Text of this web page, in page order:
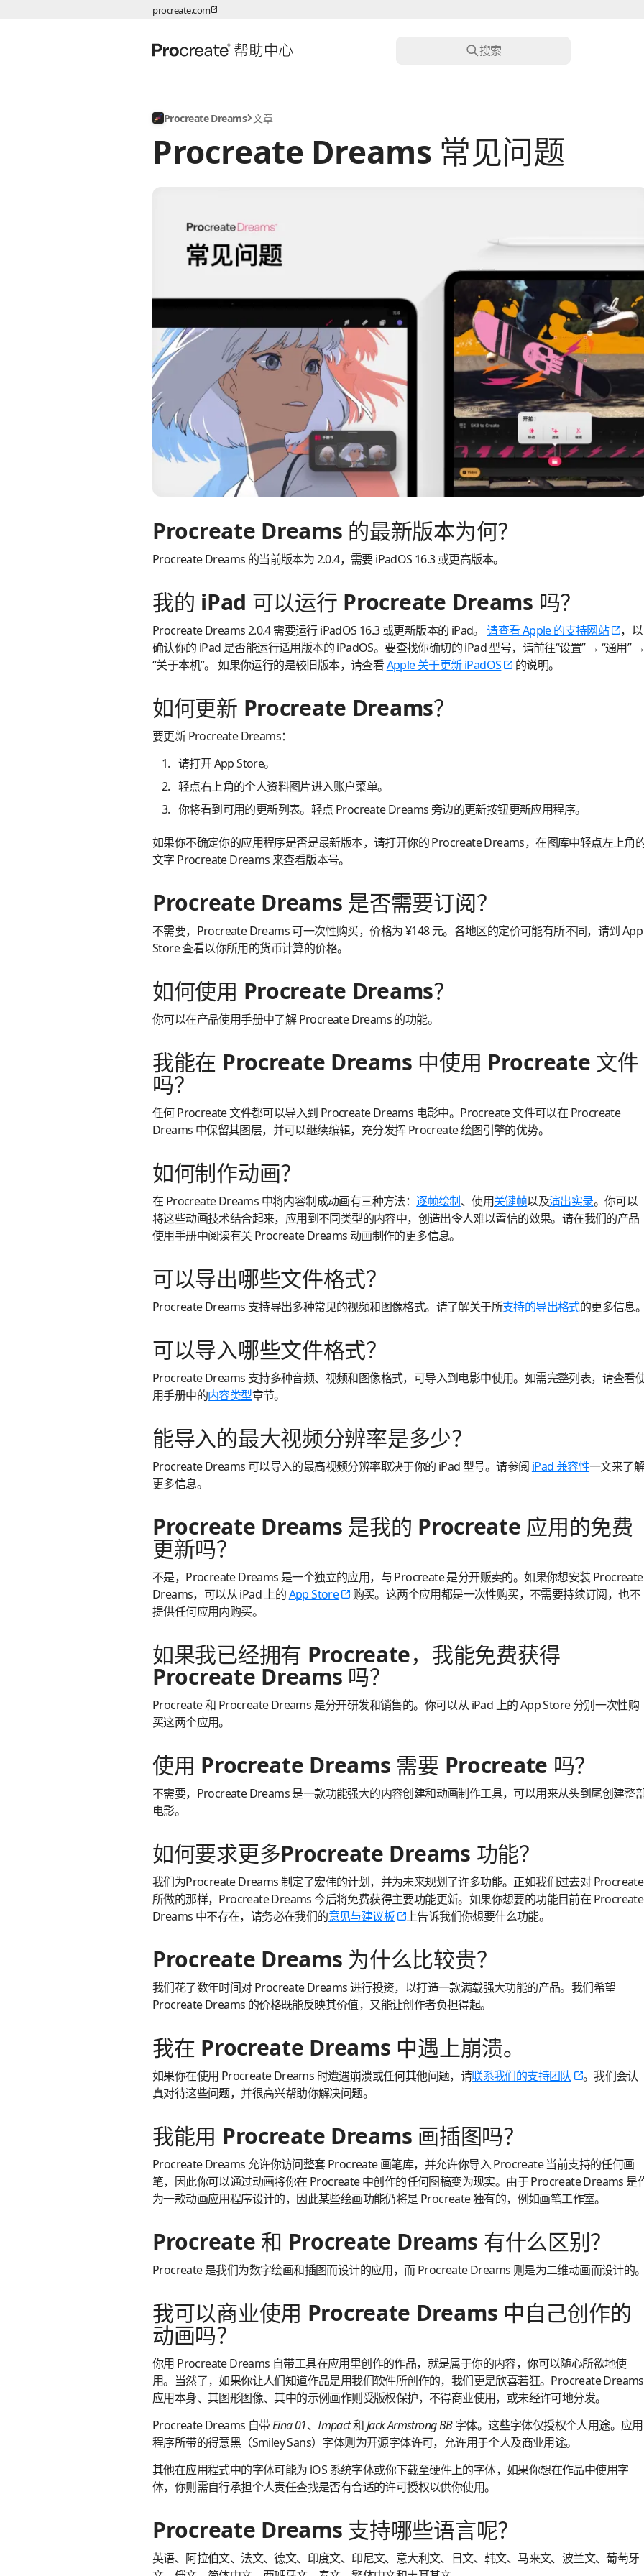
procreate.com
搜索
Procreate Dreams 文章
Procreate Dreams 常见问题
Procreate Dreams 的最新版本为何？
Procreate Dreams 的当前版本为 2.0.4，需要 iPadOS 16.3 或更高版本。
我的 iPad 可以运行 Procreate Dreams 吗？
Procreate Dreams 2.0.4 需要运行 iPadOS 16.3 或更新版本的 iPad。请查看 Apple 的支持网站
，以
确认你的 iPad 是否能运行适用版本的 iPadOS。要查找你确切的 iPad 型号，请前往“设置” → “通用” →
“关于本机”。 如果你运行的是较旧版本，请查看Apple 关于更新 iPadOS 的说明。
如何更新 Procreate Dreams？
要更新 Procreate Dreams：
请打开 App Store。
轻点右上角的个人资料图片进入账户菜单。
你将看到可用的更新列表。轻点 Procreate Dreams 旁边的更新按钮更新应用程序。
如果你不确定你的应用程序是否是最新版本，请打开你的 Procreate Dreams，在图库中轻点左上角
文字 Procreate Dreams 来查看版本号。
Procreate Dreams 是否需要订阅？
不需要，Procreate Dreams 可一次性购买，价格为 ¥148 元。各地区的定价可能有所不同，请到 App
Store 查看以你所用的货币计算的价格。
如何使用 Procreate Dreams？
你可以在产品使用手册中了解 Procreate Dreams 的功能。
我能在 Procreate Dreams 中使用 Procreate 文件
吗？
任何 Procreate 文件都可以导入到 Procreate Dreams 电影中。Procreate 文件可以在 Procreate
Dreams 中保留其图层，并可以继续编辑，充分发挥 Procreate 绘图引擎的优势。
如何制作动画？
在 Procreate Dreams 中将内容制成动画有三种方法：逐帧绘制、使用关键帧以及演出实录。你可以
将这些动画技术结合起来，应用到不同类型的内容中，创造出令人难以置信的效果。请在我们的产品
使用手册中阅读有关 Procreate Dreams 动画制作的更多信息。
可以导出哪些文件格式？
Procreate Dreams 支持导出多种常见的视频和图像格式。请了解关于所支持的导出格式的更多信息
可以导入哪些文件格式？
Procreate Dreams 支持多种音频、视频和图像格式，可导入到电影中使用。如需完整列表，请查看
用手册中的内容类型章节。
能导入的最大视频分辨率是多少？
Procreate Dreams 可以导入的最高视频分辨率取决于你的 iPad 型号。请参阅 iPad 兼容性一文来了
更多信息。
Procreate Dreams 是我的 Procreate 应用的免费
更新吗？
不是，Procreate Dreams 是一个独立的应用，与 Procreate 是分开贩卖的。如果你想安装 Procreate
Dreams，可以从 iPad 上的App Store
购买。这两个应用都是一次性购买，不需要持续订阅，也不
提供任何应用内购买。
如果我已经拥有 Procreate，我能免费获得
Procreate Dreams 吗？
Procreate 和 Procreate Dreams 是分开研发和销售的。你可以从 iPad 上的 App Store 分别一次性购
买这两个应用。
使用 Procreate Dreams 需要 Procreate 吗？
不需要，Procreate Dreams 是一款功能强大的内容创建和动画制作工具，可以用来从头到尾创建整
电影。
如何要求更多Procreate Dreams 功能？
我们为Procreate Dreams 制定了宏伟的计划，并为未来规划了许多功能。正如我们过去对 Procreate
所做的那样，Procreate Dreams 今后将免费获得主要功能更新。如果你想要的功能目前在 Procreate
Dreams 中不存在，请务必在我们的意见与建议板 上告诉我们你想要什么功能。
Procreate Dreams 为什么比较贵？
我们花了数年时间对 Procreate Dreams 进行投资，以打造一款满载强大功能的产品。我们希望
Procreate Dreams 的价格既能反映其价值，又能让创作者负担得起。
我在 Procreate Dreams 中遇上崩溃。
如果你在使用 Procreate Dreams 时遭遇崩溃或任何其他问题，请联系我们的支持团队
。我们会认
真对待这些问题，并很高兴帮助你解决问题。
我能用 Procreate Dreams 画插图吗？
Procreate Dreams 允许你访问整套 Procreate 画笔库，并允许你导入 Procreate 当前支持的任何画
笔，因此你可以通过动画将你在 Procreate 中创作的任何图稿变为现实。由于 Procreate Dreams 是
为一款动画应用程序设计的，因此某些绘画功能仍将是 Procreate 独有的，例如画笔工作室。
Procreate 和 Procreate Dreams 有什么区别？
Procreate 是我们为数字绘画和插图而设计的应用，而 Procreate Dreams 则是为二维动画而设计的
我可以商业使用 Procreate Dreams 中自己创作的
动画吗？
你用 Procreate Dreams 自带工具在应用里创作的作品，就是属于你的内容，你可以随心所欲地使
用。当然了，如果你让人们知道作品是用我们软件所创作的，我们更是欣喜若狂。Procreate Dreams
应用本身、其图形图像、其中的示例画作则受版权保护，不得商业使用，或未经许可地分发。
Procreate Dreams 自带Eina 01、Impact和Jack Armstrong BB字体。这些字体仅授权个人用途。应用
程序所带的得意黑（Smiley Sans）字体则为开源字体许可，允许用于个人及商业用途。
其他在应用程式中的字体可能为 iOS 系统字体或你下载至硬件上的字体，如果你想在作品中使用字
体，你则需自行承担个人责任查找是否有合适的许可授权以供你使用。
Procreate Dreams 支持哪些语言呢？
英语、阿拉伯文、法文、德文、印度文、印尼文、意大利文、日文、韩文、马来文、波兰文、葡萄牙